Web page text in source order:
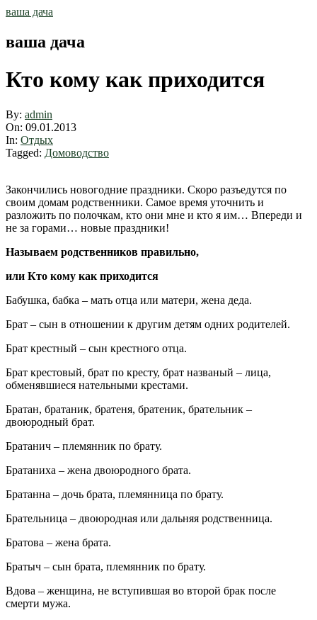
Skip
ваша дача
ваша дача
Кто кому как приходится
By: admin
On: 09.01.2013
In: Отдых
Tagged: Домоводство
Закончились новогодние праздники. Скоро разъедутся по
своим домам родственники. Самое время уточнить и
разложить по полочкам, кто они мне и кто я им… Впереди и
не за горами… новые праздники!
Называем родственников правильно,
или Кто кому как приходится
Бабушка, бабка – мать отца или матери, жена деда.
Брат – сын в отношении к другим детям одних родителей.
Брат крестный – сын крестного отца.
Брат крестовый, брат по кресту, брат названый – лица,
обменявшиеся нательными крестами.
Братан, братаник, братеня, братеник, брательник –
двоюродный брат.
Братанич – племянник по брату.
Братаниха – жена двоюродного брата.
Братанна – дочь брата, племянница по брату.
Брательница – двоюродная или дальняя родственница.
Братова – жена брата.
Братыч – сын брата, племянник по брату.
Вдова – женщина, не вступившая во второй брак после
смерти мужа.